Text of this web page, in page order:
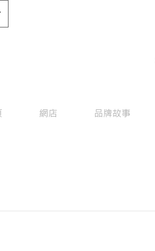
網店 品牌故事